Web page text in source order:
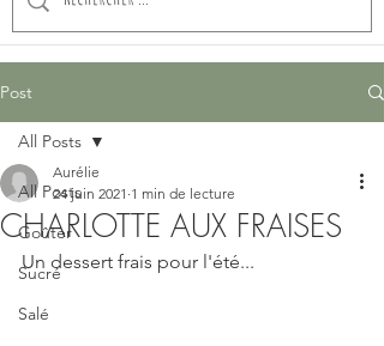
Post
All Posts
Goûter
Sucré
Salé
All Posts
CHARLOTTE AUX FRAISES
Aurélie
24 juin 2021 1 min de lecture
Un dessert frais pour l'été...